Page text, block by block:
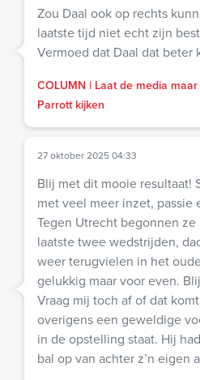
Zou Daal ook op rechts
laatste tijd niet echt zijn
Vermoed dat Daal dat beter
COLUMN | Laat de media
Parrott kijken
27 oktober 2025 04:33
Blij met dit mooie resultaat!
met veel meer inzet, passie
Tegen Utrecht begonnen
laatste twee wedstrijden,
weer terugvielen in het
gelukkig maar voor even.
Vraag mij toch af of dat
overigens een geweldige
in de opstelling staat. Hij
bal op van achter z’n eigen